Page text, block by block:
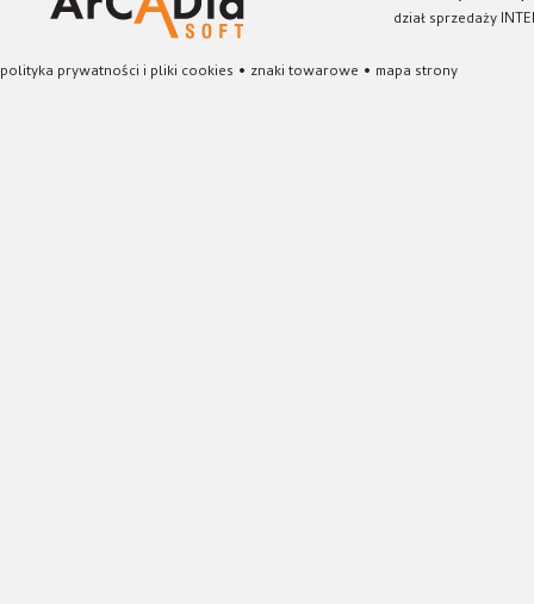
dział sprzedaży
polityka prywatności i pliki cookies • znaki towarowe • mapa strony